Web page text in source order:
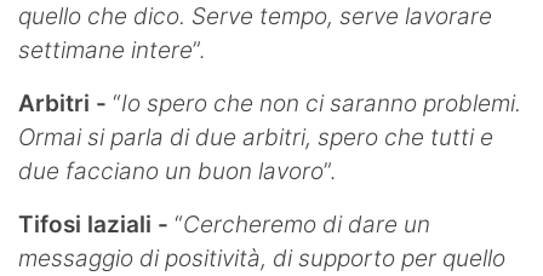
quello che dico. Serve tempo, serve lavorare
settimane intere”.
Arbitri - “Io spero che non ci saranno problemi.
Ormai si parla di due arbitri, spero che tutti e
due facciano un buon lavoro”.
Tifosi laziali - “Cercheremo di dare un
messaggio di positività, di supporto per quello